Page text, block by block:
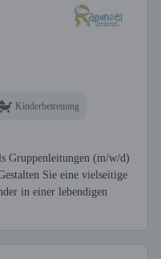
Kinderbetreuung
Gruppenleitungen (m/w/d)
Sie eine vielseitige
in einer lebendigen